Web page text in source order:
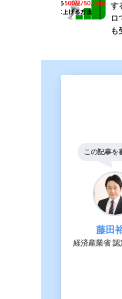
す
ロ
も
この記事を
藤田
経済産業省 認